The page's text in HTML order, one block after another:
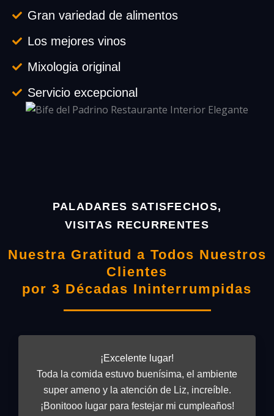
Gran variedad de alimentos
Los mejores vinos
Mixologia original
Servicio excepcional
PALADARES SATISFECHOS,
VISITAS RECURRENTES
Nuestra Gratitud a Todos Nuestros
Clientes
por 3 Décadas Ininterrumpidas
¡Excelente lugar!
Toda la comida estuvo buenísima, el ambiente
super ameno y la atención de Liz, increíble.
¡Bonitooo lugar para festejar mi cumpleaños!